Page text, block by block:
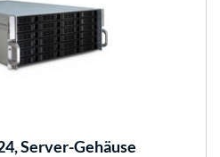
Server-Gehäuse